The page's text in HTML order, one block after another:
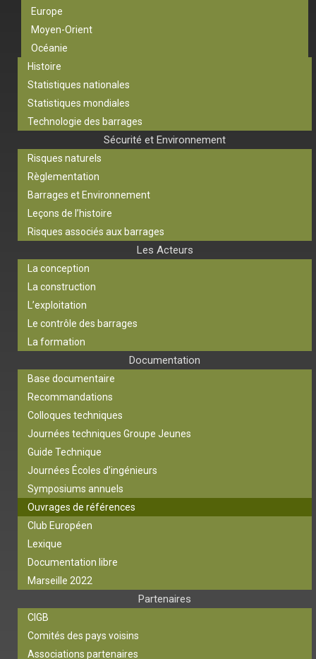
Europe
Moyen-Orient
Océanie
Histoire
Statistiques nationales
Statistiques mondiales
Technologie des barrages
Sécurité et Environnement
Risques naturels
Règlementation
Barrages et Environnement
Leçons de l’histoire
Risques associés aux barrages
Les Acteurs
La conception
La construction
L’exploitation
Le contrôle des barrages
La formation
Documentation
Base documentaire
Recommandations
Colloques techniques
Journées techniques Groupe Jeunes
Guide Technique
Journées Écoles d’ingénieurs
Symposiums annuels
Ouvrages de références
Club Européen
Lexique
Documentation libre
Marseille 2022
Partenaires
CIGB
Comités des pays voisins
Associations partenaires